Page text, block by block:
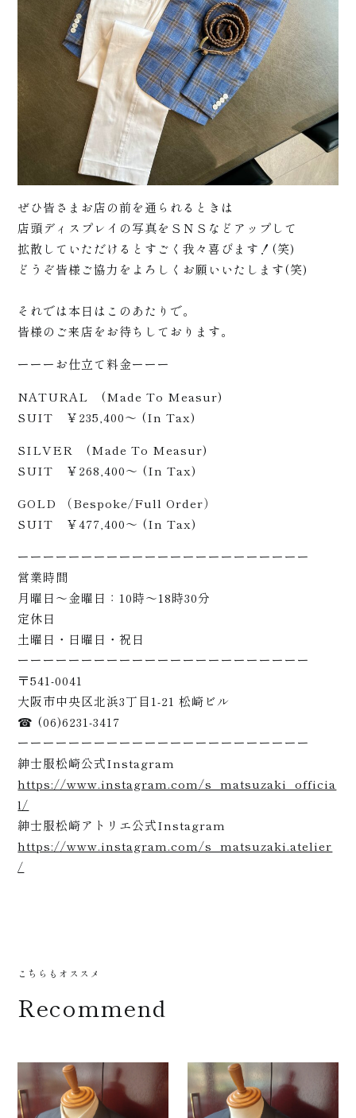
お知
らせ
店舗
案内
ぜひ皆さまお店の前を通られるときは
店頭ディスプレイの写真をＳＮＳなどアップして
拡散していただけるとすごく我々喜びます！(笑)
どうぞ皆様ご協力をよろしくお願いいたします(笑)
それでは本日はこのあたりで。
皆様のご来店をお待ちしております。
ーーーお仕立て料金ーーー
NATURAL (Made To Measur)
SUIT ￥235,400～ (In Tax)
SILVER (Made To Measur)
SUIT ￥268,400～ (In Tax)
GOLD （Bespoke/Full Order）
SUIT ￥477,400～ (In Tax)
ーーーーーーーーーーーーーーーーーーーーーーー
営業時間
月曜日〜金曜日：10時〜18時30分
定休日
土曜日・日曜日・祝日
ーーーーーーーーーーーーーーーーーーーーーーー
〒541-0041
大阪市中央区北浜3丁目1-21 松崎ビル
☎ (06)6231-3417
ーーーーーーーーーーーーーーーーーーーーーーー
紳士服松崎公式Instagram
https://www.instagram.com/s_matsuzaki_officia
l/
紳士服松崎アトリエ公式Instagram
https://www.instagram.com/s_matsuzaki.atelier
/
こちらもオススメ
Recommend